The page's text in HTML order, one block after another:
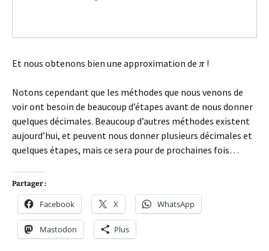
Et nous obtenons bien une approximation de !
Notons cependant que les méthodes que nous venons de
voir ont besoin de beaucoup d’étapes avant de nous donner
quelques décimales. Beaucoup d’autres méthodes existent
aujourd’hui, et peuvent nous donner plusieurs décimales et
quelques étapes, mais ce sera pour de prochaines fois…
Partager :
Facebook X WhatsApp
Mastodon Plus